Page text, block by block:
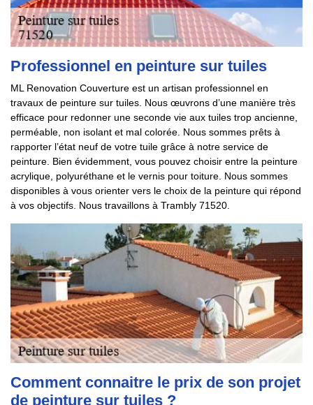
Professionnel en peinture sur tuiles
ML Renovation Couverture est un artisan professionnel en
travaux de peinture sur tuiles. Nous œuvrons d’une manière très
efficace pour redonner une seconde vie aux tuiles trop ancienne,
perméable, non isolant et mal colorée. Nous sommes prêts à
rapporter l’état neuf de votre tuile grâce à notre service de
peinture. Bien évidemment, vous pouvez choisir entre la peinture
acrylique, polyuréthane et le vernis pour toiture. Nous sommes
disponibles à vous orienter vers le choix de la peinture qui répond
à vos objectifs. Nous travaillons à Trambly 71520.
Comment connaitre le prix de son projet
de peinture sur tuiles ?